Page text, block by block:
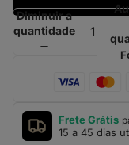
Diminuir a
quantidade
Frete Grátis
15 a 45 dias